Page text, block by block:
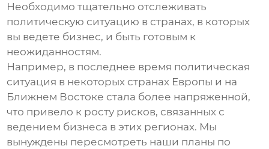
Необходимо тщательно отслеживать
политическую ситуацию в странах, в которых
вы ведете бизнес, и быть готовым к
неожиданностям.
Например, в последнее время политическая
ситуация в некоторых странах Европы и на
Ближнем Востоке стала более напряженной,
что привело к росту рисков, связанных с
ведением бизнеса в этих регионах. Мы
вынуждены пересмотреть наши планы по